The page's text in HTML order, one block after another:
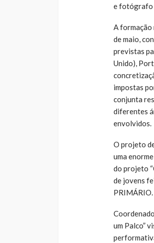
e fotógrafo
A formação
de maio,
previstas
Unido),
impostas
conjunta
diferentes
envolvidos.
O projeto
uma
do projeto
de jovens
PRIMÁRIO.
um Palco”